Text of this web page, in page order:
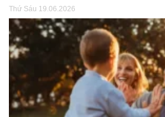
Thứ Sáu 19.06.2026